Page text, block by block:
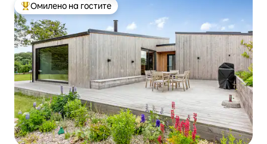
Меѓу најуспешните „Омилени на гостите“
Омилено на гостите